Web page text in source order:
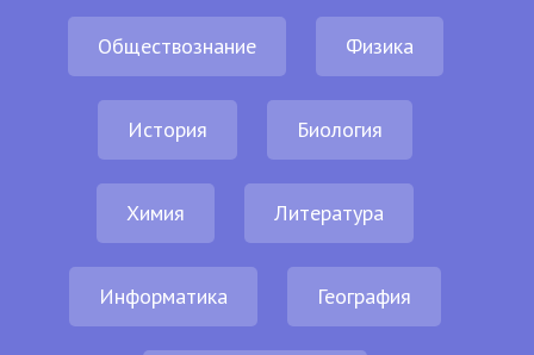
Обществознание Физика
История Биология
Химия Литература
Информатика География